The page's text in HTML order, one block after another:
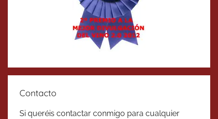
Contacto
Si queréis contactar conmigo para cualquier